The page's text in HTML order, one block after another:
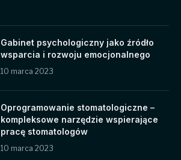
Gabinet psychologiczny jako źródło
wsparcia i rozwoju emocjonalnego
10 marca 2023
Oprogramowanie stomatologiczne –
kompleksowe narzędzie wspierające
pracę stomatologów
10 marca 2023